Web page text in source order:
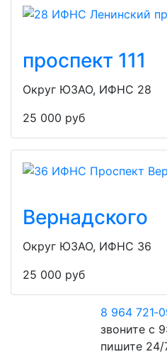
проспект 111
Округ ЮЗАО, ИФНС 28
25 000 руб
Вернадского
Округ ЮЗАО, ИФНС 36
25 000 руб
8 964
звоните с
пишите 24/